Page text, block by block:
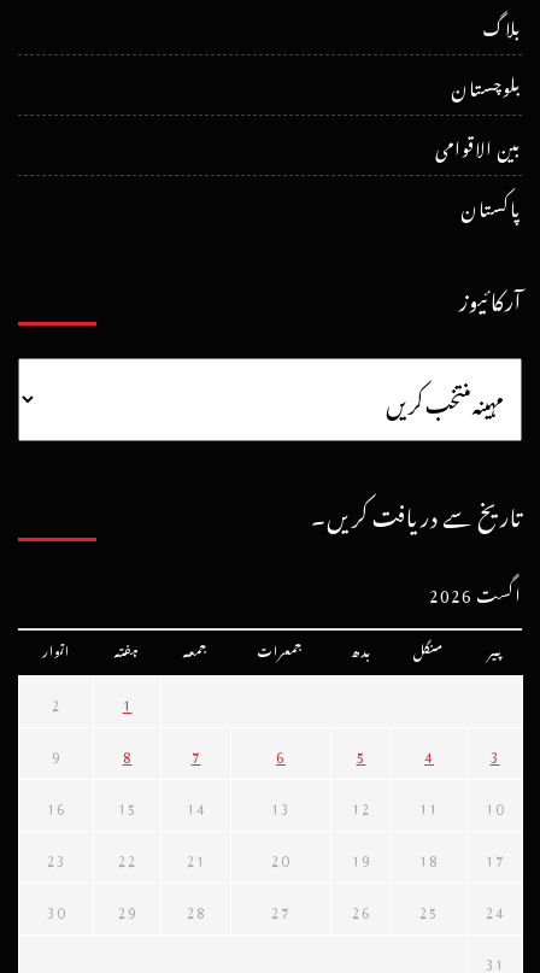
بلاگ
بلوچستان
بین الاقوامی
پاکستان
آرکائیوز
تاریخ سے دریافت کریں۔
اگست 2026
پیر منگل بدھ جمعرات جمعہ ہفتہ اتوار
1
2
3
4
5
6
7
8
9
10
11
12
13
14
15
16
17
18
19
20
21
22
23
24
25
26
27
28
29
30
31